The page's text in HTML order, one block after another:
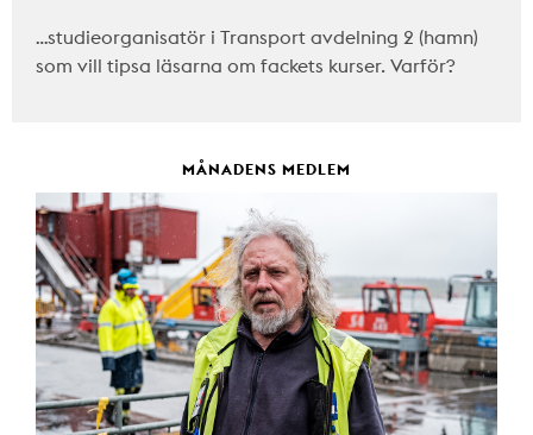
…studieorganisatör i Transport avdelning 2 (hamn)
som vill tipsa läsarna om fackets kurser. Varför?
MÅNADENS MEDLEM